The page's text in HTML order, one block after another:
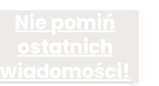
Nie pomiń
ostatnich
wiadomości!